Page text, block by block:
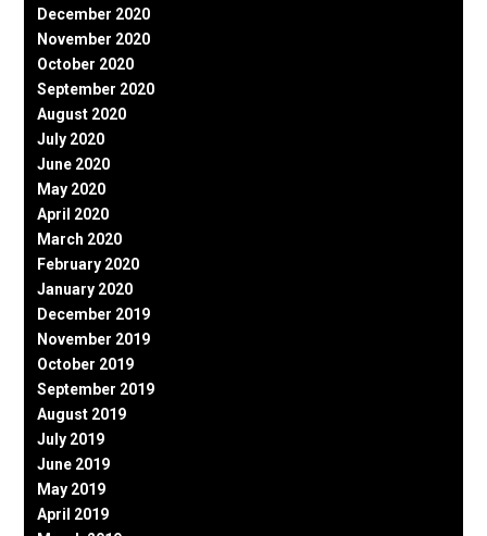
December 2020
November 2020
October 2020
September 2020
August 2020
July 2020
June 2020
May 2020
April 2020
March 2020
February 2020
January 2020
December 2019
November 2019
October 2019
September 2019
August 2019
July 2019
June 2019
May 2019
April 2019